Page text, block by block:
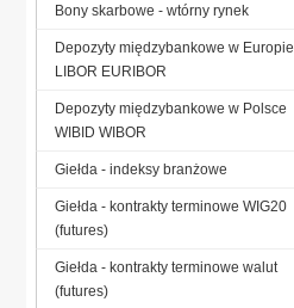
Bony skarbowe - wtórny rynek
Depozyty międzybankowe w Europie
LIBOR EURIBOR
Depozyty międzybankowe w Polsce
WIBID WIBOR
Giełda - indeksy branżowe
Giełda - kontrakty terminowe WIG20
(futures)
Giełda - kontrakty terminowe walut
(futures)